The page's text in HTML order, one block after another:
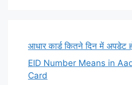
आधार कार्ड कितने दिन में अपडेट
EID Number Means in
Card